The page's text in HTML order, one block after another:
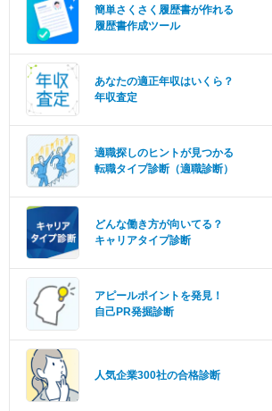
簡単さくさく履歴書が作れる
履歴書作成ツール
あなたの適正年収はいくら？
年収査定
適職探しのヒントが見つかる
転職タイプ診断（適職診断）
どんな働き方が向いてる？
キャリアタイプ診断
アピールポイントを発見！
自己PR発掘診断
人気企業300社の合格診断